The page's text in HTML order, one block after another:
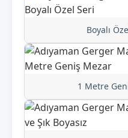
Boyalı
1 Metre